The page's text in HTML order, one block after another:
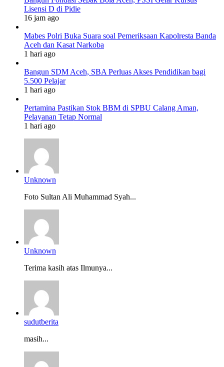
Lisensi D di Pidie
16 jam ago
Mabes Polri Buka Suara soal Pemeriksaan Kapolresta Banda
Aceh dan Kasat Narkoba
1 hari ago
Bangun SDM Aceh, SBA Perluas Akses Pendidikan bagi
5.500 Pelajar
1 hari ago
Pertamina Pastikan Stok BBM di SPBU Calang Aman,
Pelayanan Tetap Normal
1 hari ago
Unknown
Foto Sultan Ali Muhammad Syah...
Unknown
Terima kasih atas Ilmunya...
sudutberita
masih...